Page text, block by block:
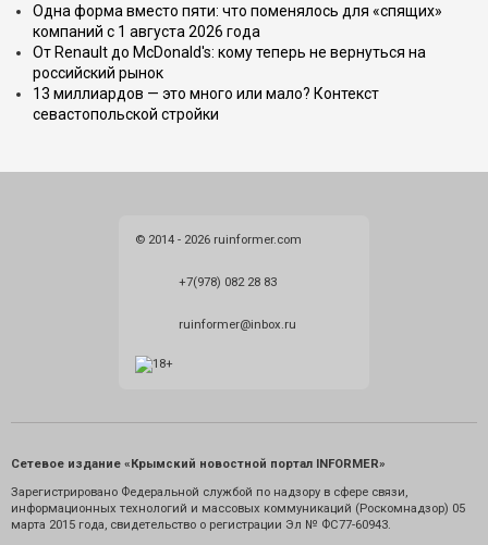
Одна форма вместо пяти: что поменялось для «спящих»
компаний с 1 августа 2026 года
От Renault до McDonald's: кому теперь не вернуться на
российский рынок
13 миллиардов — это много или мало? Контекст
севастопольской стройки
© 2014 - 2026 ruinformer.com
+7(978) 082 28 83
ruinformer@inbox.ru
Сетевое издание «Крымский новостной портал INFORMER»
Зарегистрировано Федеральной службой по надзору в сфере связи,
информационных технологий и массовых коммуникаций (Роскомнадзор) 05
марта 2015 года, свидетельство о регистрации Эл № ФС77-60943.